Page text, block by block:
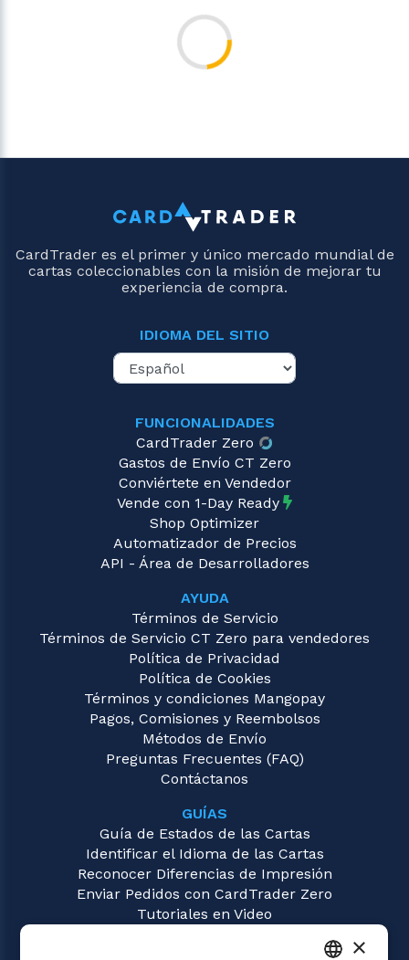
CardTrader es el primer y único mercado mundial de
cartas coleccionables con la misión de mejorar tu
experiencia de compra.
IDIOMA DEL SITIO
FUNCIONALIDADES
CardTrader Zero
Gastos de Envío CT Zero
Conviértete en Vendedor
Vende con 1-Day Ready
Shop Optimizer
Automatizador de Precios
API - Área de Desarrolladores
AYUDA
Términos de Servicio
Términos de Servicio CT Zero para vendedores
Política de Privacidad
Política de Cookies
Términos y condiciones Mangopay
Pagos, Comisiones y Reembolsos
Métodos de Envío
Preguntas Frecuentes (FAQ)
Contáctanos
GUÍAS
Guía de Estados de las Cartas
Identificar el Idioma de las Cartas
Reconocer Diferencias de Impresión
Enviar Pedidos con CardTrader Zero
Tutoriales en Video
×